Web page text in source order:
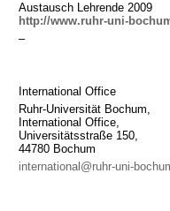
Austausch Lehrende 2009
http://www.ruhr-uni-
–
International Office
Ruhr-Universität Bochum,
International Office,
Universitätsstraße 150,
44780 Bochum
international@ruhr-uni-